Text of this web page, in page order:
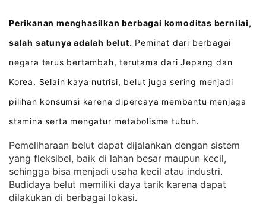
Perikanan menghasilkan berbagai komoditas bernilai,
salah satunya adalah belut. Peminat dari berbagai
negara terus bertambah, terutama dari Jepang dan
Korea. Selain kaya nutrisi, belut juga sering menjadi
pilihan konsumsi karena dipercaya membantu menjaga
stamina serta mengatur metabolisme tubuh.
Pemeliharaan belut dapat dijalankan dengan sistem
yang fleksibel, baik di lahan besar maupun kecil,
sehingga bisa menjadi usaha kecil atau industri
Budidaya belut memiliki daya tarik karena dapat
dilakukan di berbagai lokasi.